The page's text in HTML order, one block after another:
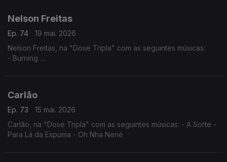
Nelson Freitas
Ep. 74
19 mai. 2026
Nelson Freitas, na "Dose Tripla" com as seguintes músicas:
- Burning
Carlão
Ep. 73
15 mai. 2026
Carlão, na "Dose Tripla" com as seguintes músicas: - A Sorte -
Para Lá da Espuma - Oh Nha Nené